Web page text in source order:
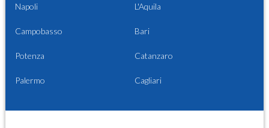
Napoli L'Aquila
Campobasso Bari
Potenza Catanzaro
Palermo Cagliari